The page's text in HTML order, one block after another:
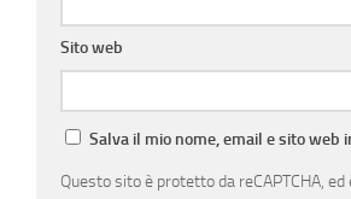
Sito web
Salva il mio nome, email e sito
Questo sito è protetto da reCAPTCHA,